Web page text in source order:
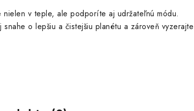
nielen v teple, ale podporíte aj udržateľnú módu.
snahe o lepšiu a čistejšiu planétu a zároveň vyzerajte